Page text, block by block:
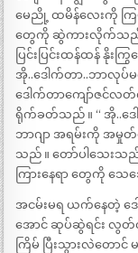
မေညို့ ထမိန်လေးကို ကြ
တွေကို ဆွဲကားလိုက်သည် ။
ပြင်းပြင်းထန်ထန် နိုးက
အို..ဒေါက်တာ..ဘာလုပ်
ဒေါက်တာကျော်ဇင်လ
ရိုက်ခတ်သည် ။ “ အို..ဒ
ဘာဂျာ အရမ်းကို အ
သည် ။ တော်ပါသေးသ
ကြားနေရာ တွေကို သေ
အငမ်းမရ ယက်နေတဲ့ ဒ
အောင် ဆုပ်ဆွဲရင်း လွ
ကြိမ် ပြီးသွားလဲတောင်